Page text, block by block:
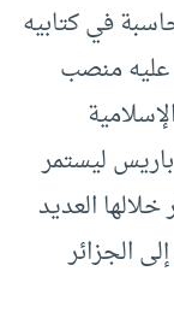
للمحاسبة في كتابيه
عليه منصب
ليستمر
العديد
الجزائر